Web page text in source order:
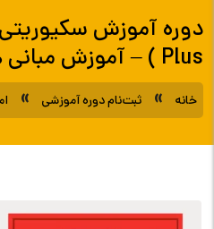
Plus ) – آموزش مبانی هک و امنیت شبکه
خانه » ثبت‌نام دوره آموزشی »